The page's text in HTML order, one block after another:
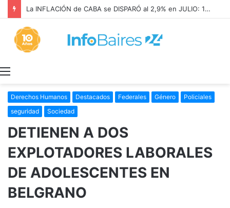
La INFLACIÓN de CABA se DISPARÓ al 2,9% en JULIO: 19,4% en 2026
Derechos Humanos Destacados Federales Género
Policiales
seguridad
Sociedad
DETIENEN A DOS
EXPLOTADORES LABORALES
DE ADOLESCENTES EN
BELGRANO